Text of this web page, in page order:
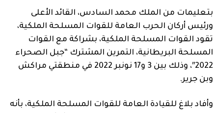
بتعليمات من الملك محمد السادس، القائد الأعلى
ورئيس أركان الحرب العامة للقوات المسلحة الملكية،
تقود القوات المسلحة الملكية، بشراكة مع القوات
المسلحة البريطانية، التمرين المشترك “جبل الصحراء
2022″، وذلك بين 3 و17 نونبر 2022 في منطقتي مراكش
وبن جرير.
وأفاد بلاغ للقيادة العامة للقوات المسلحة الملكية، بأنه